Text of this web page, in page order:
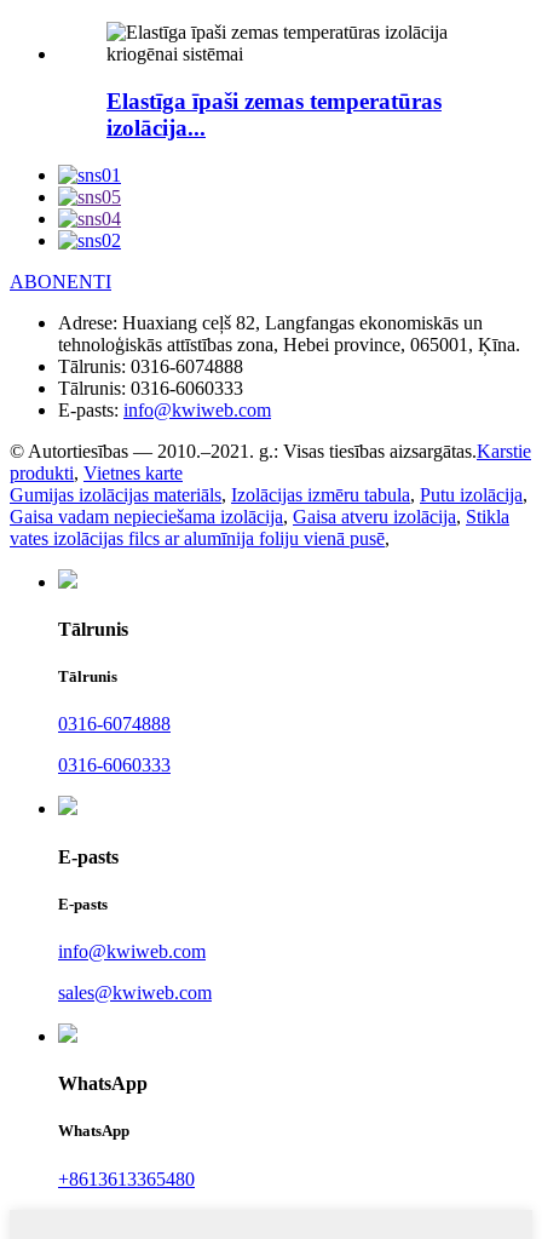
Elastīga īpaši zemas temperatūras
izolācija...
ABONENTI
Adrese: Huaxiang ceļš 82, Langfangas ekonomiskās un
tehnoloģiskās attīstības zona, Hebei province, 065001, Ķīna.
Tālrunis: 0316-6074888
Tālrunis: 0316-6060333
E-pasts: info@kwiweb.com
© Autortiesības — 2010.–2021. g.: Visas tiesības aizsargātas.Karstie
produkti, Vietnes karte
Gumijas izolācijas materiāls, Izolācijas izmēru tabula, Putu izolācija,
Gaisa vadam nepieciešama izolācija, Gaisa atveru izolācija, Stikla
vates izolācijas filcs ar alumīnija foliju vienā pusē,
Tālrunis
Tālrunis
0316-6074888
0316-6060333
E-pasts
E-pasts
info@kwiweb.com
sales@kwiweb.com
WhatsApp
WhatsApp
+8613613365480